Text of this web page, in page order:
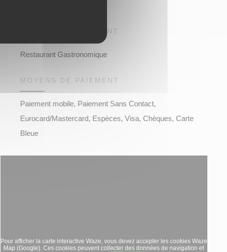
TYPE DE RESTAURANT
Restaurant Gastronomique
MOYENS DE PAIEMENT
Paiement mobile, Paiement Sans Contact,
Eurocard/Mastercard, Espèces, Visa, Chèques, Carte
Bleue
Pour afficher la carte interactive Waze, vous devez accepter les cookies Waze
Map (Google). Ces cookies peuvent collecter des données de navigation et